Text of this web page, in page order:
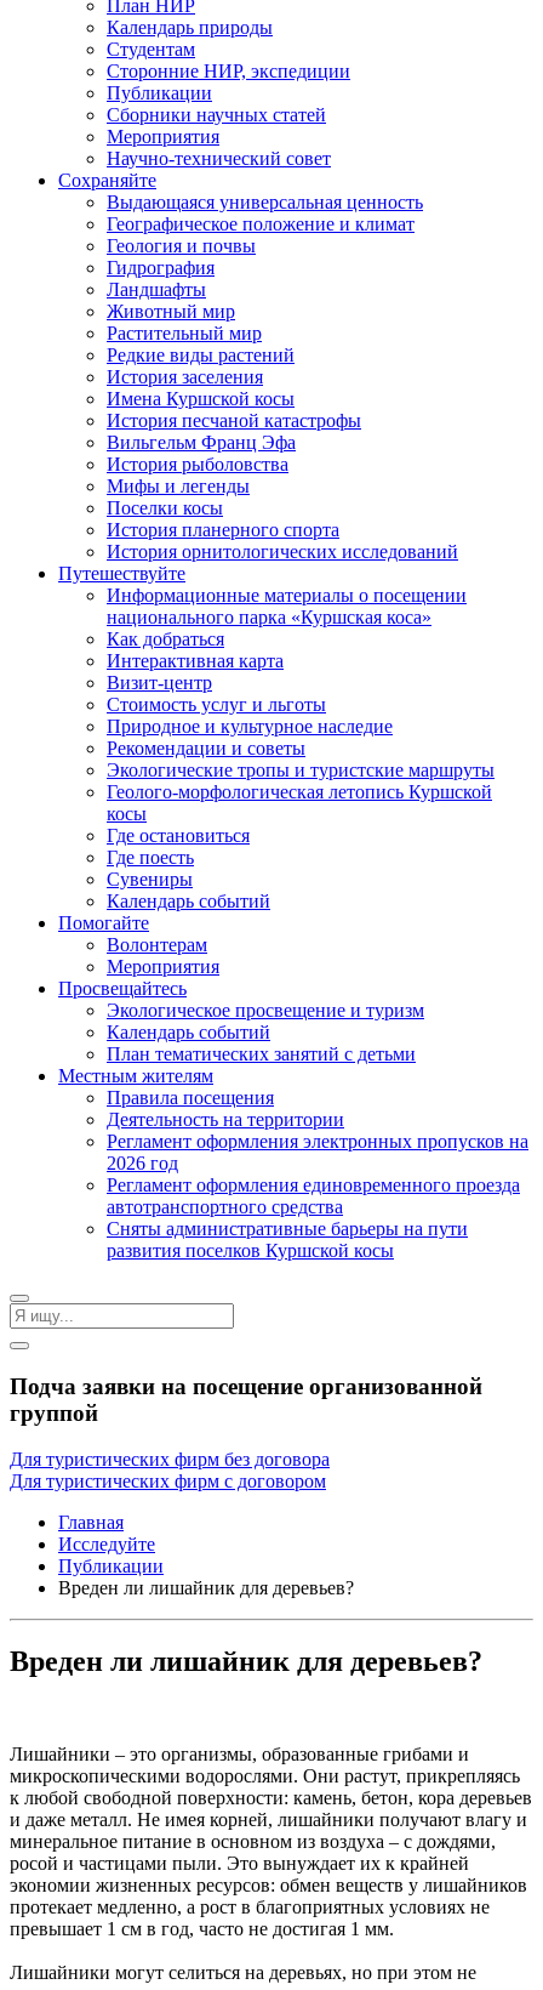
План НИР
Календарь природы
Студентам
Сторонние НИР, экспедиции
Публикации
Сборники научных статей
Мероприятия
Научно-технический совет
Сохраняйте
Выдающаяся универсальная ценность
Географическое положение и климат
Геология и почвы
Гидрография
Ландшафты
Животный мир
Растительный мир
Редкие виды растений
История заселения
Имена Куршской косы
История песчаной катастрофы
Вильгельм Франц Эфа
История рыболовства
Мифы и легенды
Поселки косы
История планерного спорта
История орнитологических исследований
Путешествуйте
Информационные материалы о посещении
национального парка «Куршская коса»
Как добраться
Интерактивная карта
Визит-центр
Стоимость услуг и льготы
Природное и культурное наследие
Рекомендации и советы
Экологические тропы и туристские маршруты
Геолого-морфологическая летопись Куршской
косы
Где остановиться
Где поесть
Сувениры
Календарь событий
Помогайте
Волонтерам
Мероприятия
Просвещайтесь
Экологическое просвещение и туризм
Календарь событий
План тематических занятий с детьми
Местным жителям
Правила посещения
Деятельность на территории
Регламент оформления электронных пропусков на
2026 год
Регламент оформления единовременного проезда
автотранспортного средства
Сняты административные барьеры на пути
развития поселков Куршской косы
Подча заявки на посещение организованной
группой
Для туристических фирм без договора
Для туристических фирм с договором
Главная
Исследуйте
Публикации
Вреден ли лишайник для деревьев?
Вреден ли лишайник для деревьев?
Лишайники – это организмы, образованные грибами и
микроскопическими водорослями. Они растут, прикрепляясь
к любой свободной поверхности: камень, бетон, кора деревьев
и даже металл. Не имея корней, лишайники получают влагу и
минеральное питание в основном из воздуха – с дождями,
росой и частицами пыли. Это вынуждает их к крайней
экономии жизненных ресурсов: обмен веществ у лишайников
протекает медленно, а рост в благоприятных условиях не
превышает 1 см в год, часто не достигая 1 мм.
Лишайники могут селиться на деревьях, но при этом не